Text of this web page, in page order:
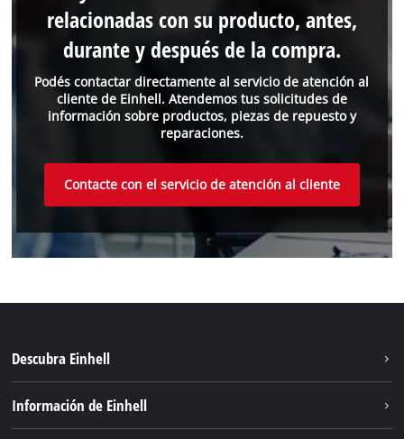
Podés contactar directamente al servicio de atención al
cliente de Einhell. Atendemos tus solicitudes de
información sobre productos, piezas de repuesto y
reparaciones.
relacionadas con su producto, antes,
durante y después de la compra.
Contacte con el servicio de atención al cliente
Descubra Einhell
Información de Einhell